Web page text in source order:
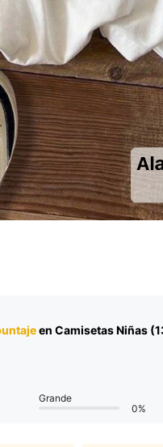
en Camisetas Niñas
Grande
0%